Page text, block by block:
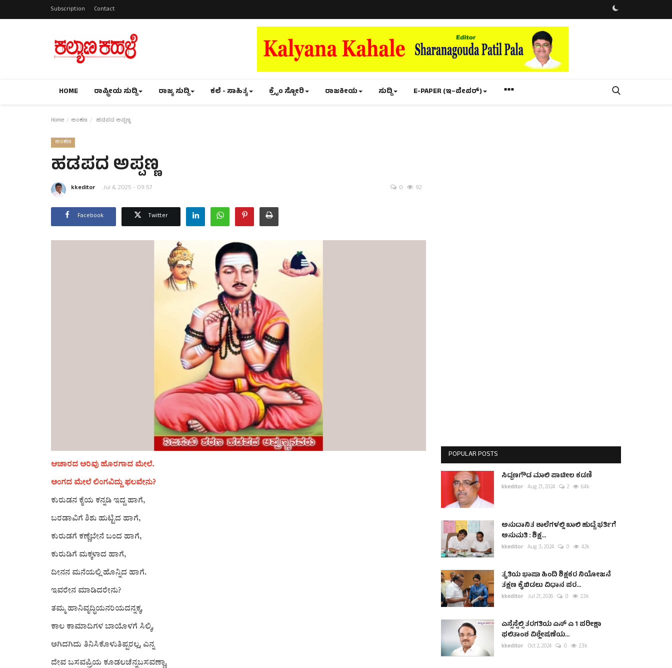
Subscription Contact
HOME ರಾಷ್ಟ್ರೀಯ ಸುದ್ದಿ ರಾಜ್ಯ ಸುದ್ದಿ ಕಲೆ - ಸಾಹಿತ್ಯ ಕ್ರೈಂ ಸ್ಟೋರಿ ರಾಜಕೀಯ ಸುದ್ದಿ E-PAPER (ಇ–ಪೇಪರ್‌)
Home ಅಂಕಣ ಹಡಪದ ಅಪ್ಪಣ್ಣ
ಅಂಕಣ
ಹಡಪದ ಅಪ್ಪಣ್ಣ
kkeditor Jul 4, 2025 - 09:57 0 92
Facebook Twitter
ಆಚಾರದ ಅರಿವು ಹೊರಗಾದ ಮೇಲೆ.
ಅಂಗದ ಮೇಲೆ ಲಿಂಗವಿದ್ದು ಫಲವೇನು?
ಕುರುಡನ ಕೈಯ ಕನ್ನಡಿ ಇದ್ದ ಹಾಗೆ,
ಬರಡಾವಿಗೆ ಶಿಶು ಹುಟ್ಟಿದ ಹಾಗೆ,
ಕುರುಡಗೆ ಕಣ್ಣೆಬೇನೆ ಬಂದ ಹಾಗೆ,
ಕುರುಡಿಗೆ ಮಕ್ಕಳಾದ ಹಾಗೆ,
ದೀನನ ಮನೆಯಲ್ಲಿ ಹೊನ್ನಿದ ಹಾಗೆ.
ಇವರೇನ ಮಾಡಿದರೇನು?
ತಮ್ಮ ಹಾನಿವೃದ್ಧಿಯನರಿಯದನ್ನಕ್ಕ,
ಕಾಲ ಕಾಮಾದಿಗಳ ಬಾಯೊಳಗೆ ಸಿಲ್ಕಿ,
ಅಗಿದಗಿದು ತಿನಿಸಿಕೊಳುತಿಪ್ಪರಲ್ಲ, ಎನ್ನ
ದೇವ ಬಸವಪ್ರಿಯ ಕೂಡಲಚೆನ್ನಬಸವಣ್ಣಾ.
POPULAR POSTS
ಸಿದ್ದಣಗೌಡ ಮಾಲಿ ಪಾಟೀಲ ಕಡಣಿ
kkeditor Aug 21, 2024 2 6.4k
ಅನುದಾನಿತ ಶಾಲೆಗಳಲ್ಲಿ ಖಾಲಿ ಹುದ್ದೆ ಭರ್ತಿಗೆ
ಅನುಮತಿ : ಶಿಕ್ಷ...
kkeditor Aug 3, 2024 0 4.2k
ತೃತಿಯ ಭಾಷಾ ಹಿಂದಿ ಶಿಕ್ಷಕರ ನಿಯೋಜನೆ
ತಕ್ಷಣ ಕೈಬಿಡಲು ವಿಧಾನ ಪರ...
kkeditor Jul 21, 2026 0 2.3k
ಎಸ್ಸೆಸ್ಸೆಲ್ಸಿ ತರಗತಿಯ ಎಸ್ ಎ 1 ಪರೀಕ್ಷಾ
ಫಲಿತಾಂಶ ವಿಶ್ಲೇಷಣೆಯ...
kkeditor Oct 2, 2024 0 2.3k